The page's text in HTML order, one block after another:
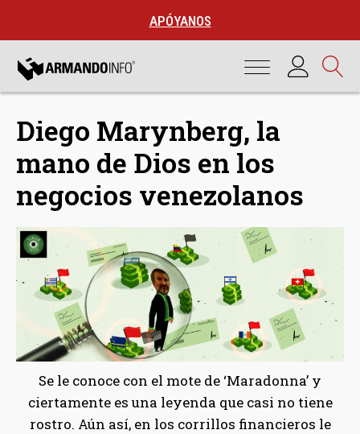
APÓYANOS
Diego Marynberg, la
mano de Dios en los
negocios venezolanos
Se le conoce con el mote de ‘Maradonna’ y
ciertamente es una leyenda que casi no tiene
rostro. Aún así, en los corrillos financieros le